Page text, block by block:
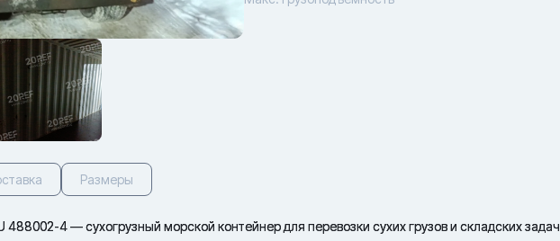
Размеры
488002-4 — сухогрузный морской контейнер для перевозки сухих грузов и складских